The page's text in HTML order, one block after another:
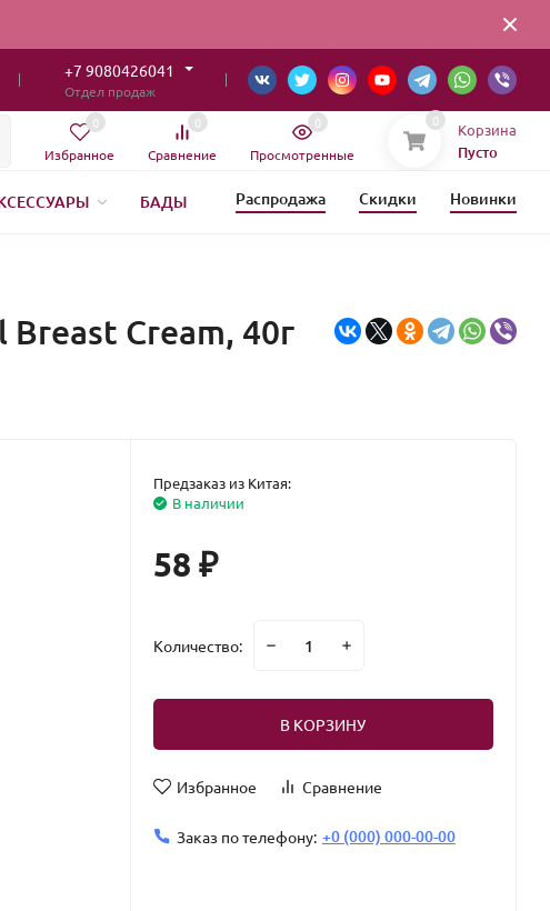
+7 9080426041
Отдел продаж
Избранное
0
Сравнение
0
Просмотренные
0 0 Корзина
Пусто
БАДЫ
Распродажа Скидки Новинки
Cream, 40г
Предзаказ из Китая:
В наличии
58 ₽
Количество:
В КОРЗИНУ
Избранное Сравнение
Заказ по телефону: +0 (000) 000-00-00